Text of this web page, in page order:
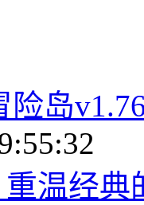
险岛
重温经典